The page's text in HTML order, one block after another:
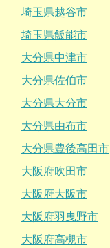
埼玉県越谷市
埼玉県飯能市
大分県中津市
大分県佐伯市
大分県大分市
大分県由布市
大分県豊後高田市
大阪府吹田市
大阪府大阪市
大阪府羽曳野市
大阪府高槻市